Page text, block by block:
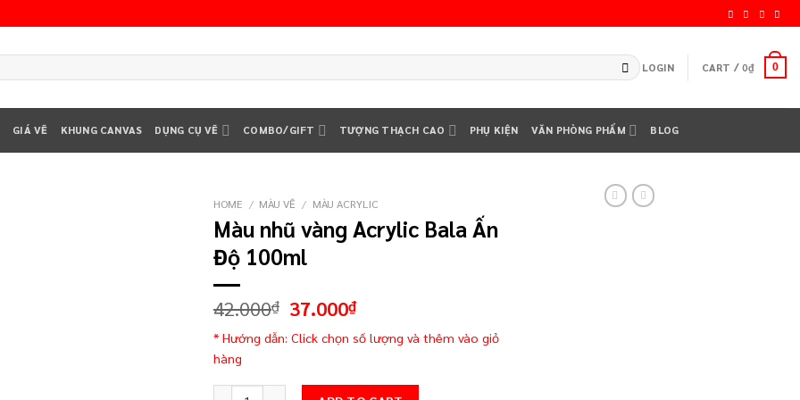
LOGIN CART /0₫ 0
GIÁ VẼ KHUNG CANVAS DỤNG CỤ VẼ COMBO/GIFT TƯỢNG THẠCH CAO PHỤ KIỆN VĂN PHÒNG PHẨM BLOG
HOME / MÀU VẼ / MÀU ACRYLIC
Màu nhũ vàng Acrylic Bala Ấn
Độ 100ml
42.000₫ 37.000₫
* Hướng dẫn: Click chọn số lượng và thêm vào giỏ
hàng